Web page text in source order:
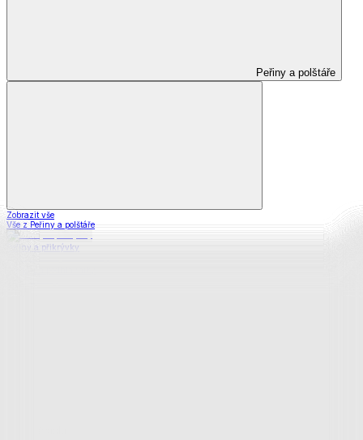
Peřiny a polštáře
Zobrazit vše
Vše z Peřiny a polštáře
Peřiny a přikrývky